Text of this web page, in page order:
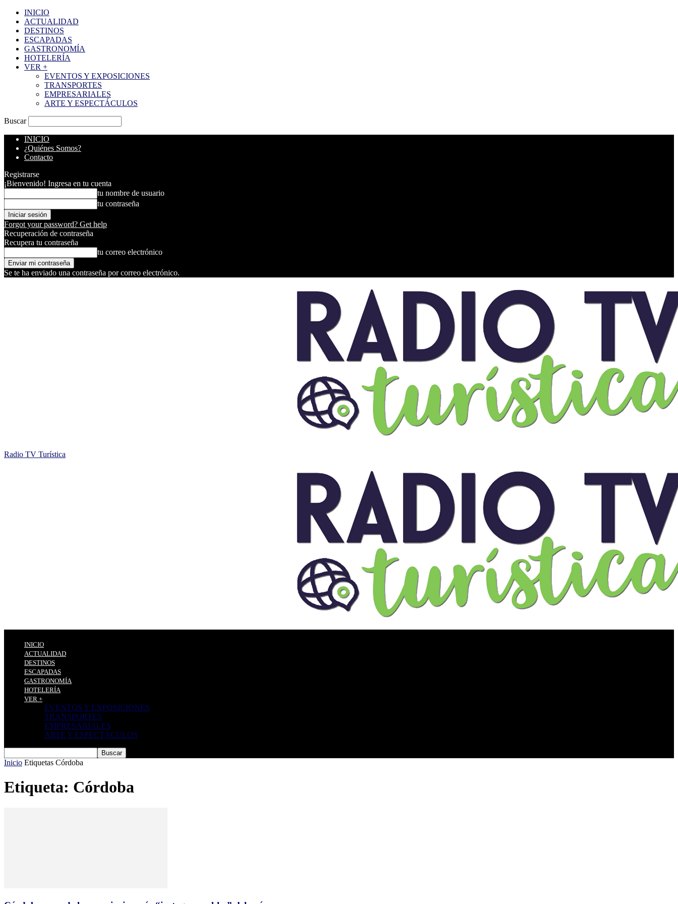
INICIO
ACTUALIDAD
DESTINOS
ESCAPADAS
GASTRONOMÍA
HOTELERÍA
VER +
EVENTOS Y EXPOSICIONES
TRANSPORTES
EMPRESARIALES
ARTE Y ESPECTÁCULOS
Buscar
INICIO
¿Quiénes Somos?
Contacto
Registrarse
¡Bienvenido! Ingresa en tu cuenta
tu nombre de usuario
tu contraseña
Forgot your password? Get help
Recuperación de contraseña
Recupera tu contraseña
tu correo electrónico
Se te ha enviado una contraseña por correo electrónico.
Radio TV Turística
INICIO
ACTUALIDAD
DESTINOS
ESCAPADAS
GASTRONOMÍA
HOTELERÍA
VER +
EVENTOS Y EXPOSICIONES
TRANSPORTES
EMPRESARIALES
ARTE Y ESPECTÁCULOS
Inicio Etiquetas Córdoba
Etiqueta: Córdoba